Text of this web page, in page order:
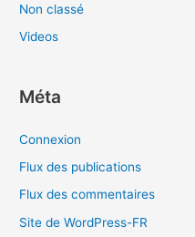
Non classé
Videos
Méta
Connexion
Flux des publications
Flux des commentaires
Site de WordPress-FR